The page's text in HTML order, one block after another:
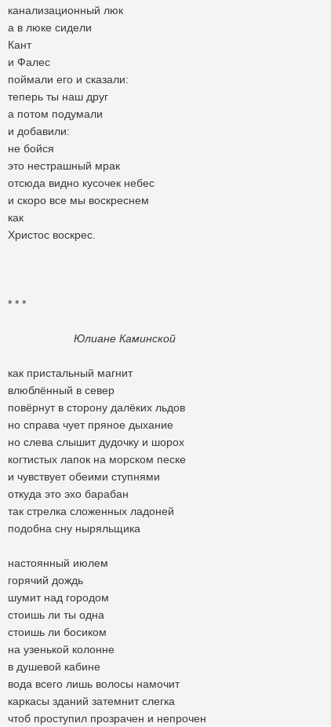
канализационный люк
а в люке сидели
Кант
и Фалес
поймали его и сказали:
теперь ты наш друг
а потом подумали
и добавили:
не бойся
это нестрашный мрак
отсюда видно кусочек небес
и скоро все мы воскреснем
как
Христос воскрес.
* * *
Юлиане Каминской
как пристальный магнит
влюблённый в север
повёрнут в сторону далёких льдов
но справа чует пряное дыхание
но слева слышит дудочку и шорох
когтистых лапок на морском песке
и чувствует обеими ступнями
откуда это эхо барабан
так стрелка сложенных ладоней
подобна сну ныряльщика
настоянный июлем
горячий дождь
шумит над городом
стоишь ли ты одна
стоишь ли босиком
на узенькой колонне
в душевой кабине
вода всего лишь волосы намочит
каркасы зданий затемнит слегка
чтоб проступил прозрачен и непрочен